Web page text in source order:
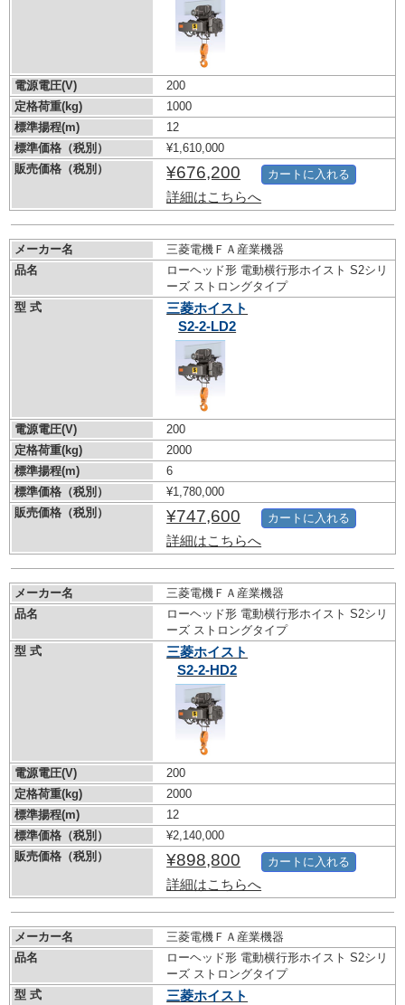
電源電圧(V)
200
定格荷重(kg)
1000
標準揚程(m)
12
標準価格（税別）
¥1,610,000
販売価格（税別）
¥676,200
詳細はこちらへ
カートに入れる
メーカー名
三菱電機ＦＡ産業機器
品名
ローヘッド形 電動横行形ホイスト S2シリ
ーズ ストロングタイプ
型 式
三菱ホイスト
S2-2-LD2
電源電圧(V)
200
定格荷重(kg)
2000
標準揚程(m)
6
標準価格（税別）
¥1,780,000
販売価格（税別）
¥747,600
詳細はこちらへ
カートに入れる
メーカー名
三菱電機ＦＡ産業機器
品名
ローヘッド形 電動横行形ホイスト S2シリ
ーズ ストロングタイプ
型 式
三菱ホイスト
S2-2-HD2
電源電圧(V)
200
定格荷重(kg)
2000
標準揚程(m)
12
標準価格（税別）
¥2,140,000
販売価格（税別）
¥898,800
詳細はこちらへ
カートに入れる
メーカー名
三菱電機ＦＡ産業機器
品名
ローヘッド形 電動横行形ホイスト S2シリ
ーズ ストロングタイプ
型 式
三菱ホイスト